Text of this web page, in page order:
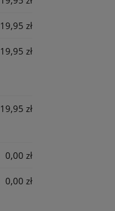
19,95 zł
19,95 zł
19,95 zł
0,00 zł
0,00 zł